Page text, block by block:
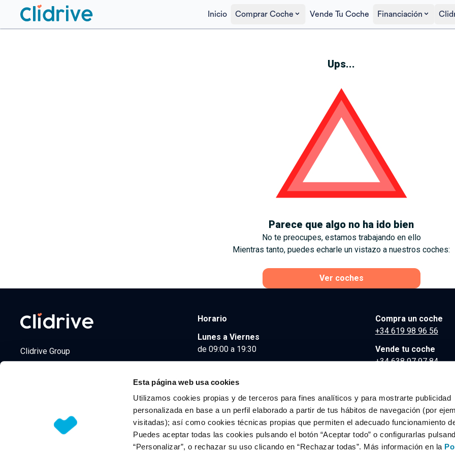
Esta página web usa cookies
Utilizamos cookies propias y de terceros para fines analíticos y para mostrarte publicidad
personalizada en base a un perfil elaborado a partir de tus hábitos de navegación (por
visitadas); así como cookies técnicas propias que permiten el adecuado funcionamiento
Puedes aceptar todas las cookies pulsando el botón “Aceptar todo” o configurarlas
“Personalizar”, o rechazar su uso clicando en “Rechazar todas”. Más información en la
Inicio Comprar Coche Vende Tu Coche Financiación
Ups...
Parece que algo no ha ido bien
No te preocupes, estamos trabajando en ello
Mientras tanto, puedes echarle un vistazo a nuestros coches:
Ver coches
Clidrive Group
Horario
Lunes a Viernes
de 09:00 a 19:30
Compra un coche
+34 619 98 96 56
Vende tu coche
+34 638 97 97 84
© 2026 CLIDRIVE CAPITAL, SOCIEDAD LIMITADA. Todos los derechos reservados.